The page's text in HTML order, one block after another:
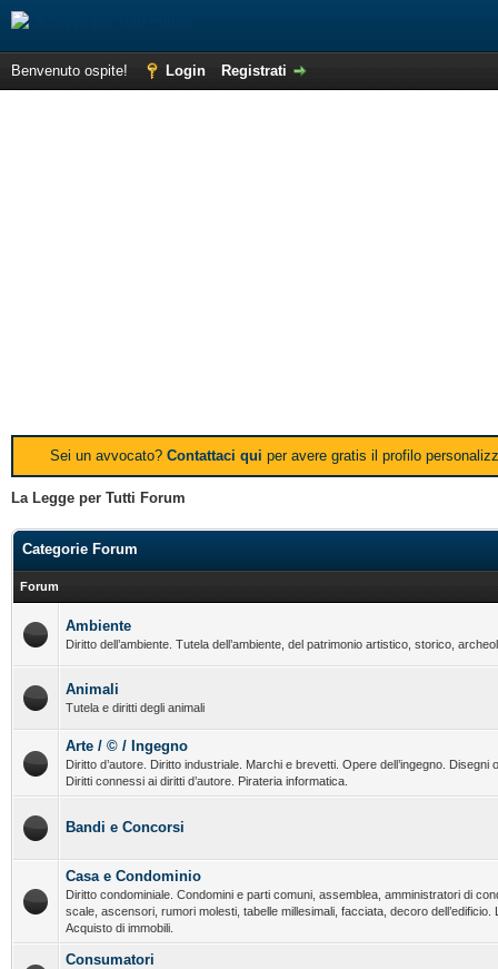
Benvenuto ospite! Login Registrati
Sei un avvocato? Contattaci qui per avere gratis il profilo
La Legge per Tutti Forum
Categorie Forum
Forum
Ambiente
Diritto dell’ambiente. Tutela dell’ambiente, del patrimonio artistico, storico,
Animali
Tutela e diritti degli animali
Arte / © / Ingegno
Diritto d’autore. Diritto industriale. Marchi e brevetti. Opere dell’ingegno. Disegni
Diritti connessi ai diritti d’autore. Pirateria informatica.
Bandi e Concorsi
Casa e Condominio
Diritto condominiale. Condomini e parti comuni, assemblea, amministratori di
scale, ascensori, rumori molesti, tabelle millesimali, facciata, decoro
Acquisto di immobili.
Consumatori